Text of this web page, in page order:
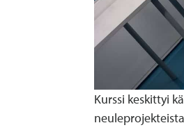
Kurssi keskittyi